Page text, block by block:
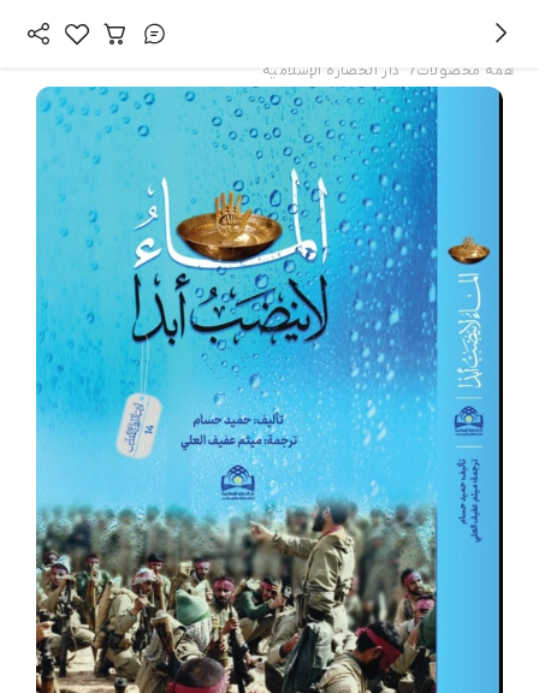
همه محصولات/ دار الحضارة الإسلامیة